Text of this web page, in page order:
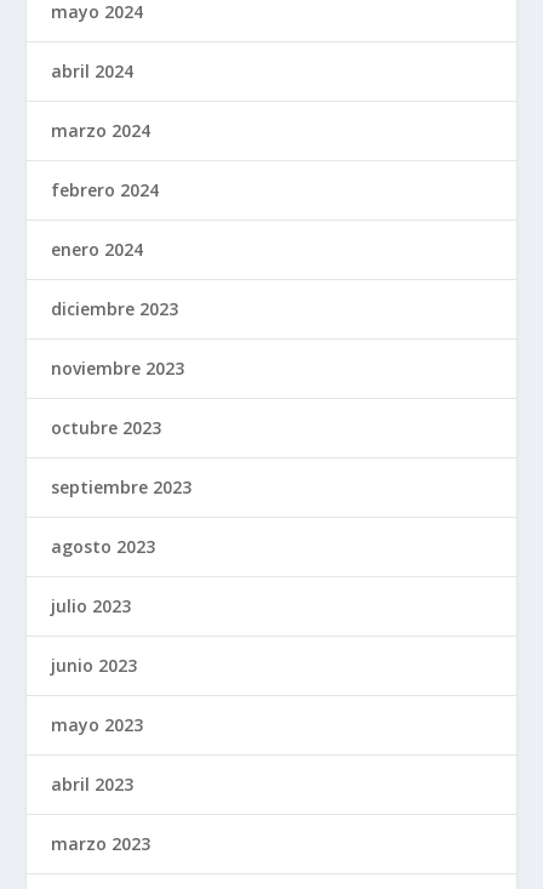
mayo 2024
abril 2024
marzo 2024
febrero 2024
enero 2024
diciembre 2023
noviembre 2023
octubre 2023
septiembre 2023
agosto 2023
julio 2023
junio 2023
mayo 2023
abril 2023
marzo 2023